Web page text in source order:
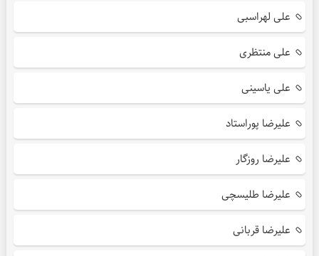
علی لهراسبی
علی منتظری
علی یاسینی
علیرضا پوراستاد
علیرضا روزگار
علیرضا طلیسچی
علیرضا قربانی